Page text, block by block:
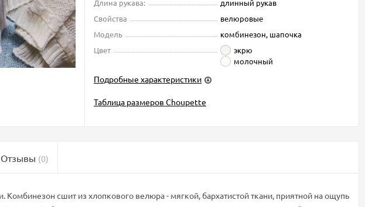
Длина рукава:
длинный рукав
Свойства
велюровые
Модель
комбинезон, шапочка
Цвет
экрю
молочный
Подробные характеристики
Таблица размеров Choupette
Отзывы (0)
сшит из хлопкового велюра - мягкой, бархатистой ткани, приятной на ощупь